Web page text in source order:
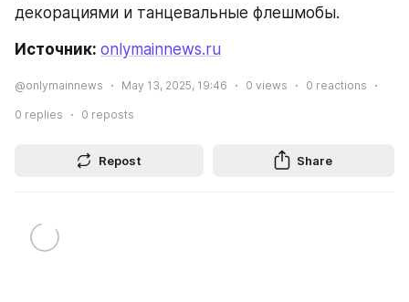
декорациями и танцевальные флешмобы.
Источник: onlymainnews.ru
@onlymainnews May 13, 2025, 19:46 0 views 0 reactions
0 replies 0 reposts
Repost Share